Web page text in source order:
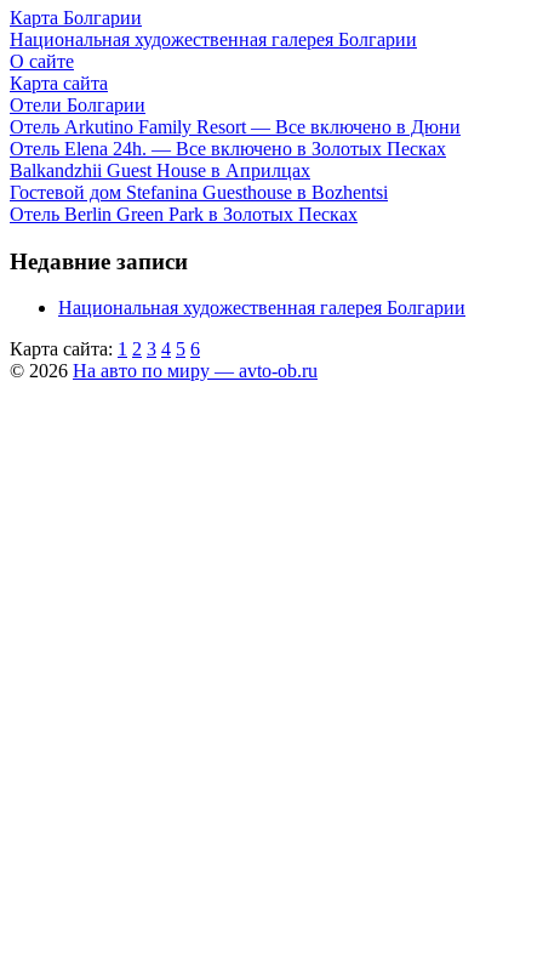
Карта Болгарии
Национальная художественная галерея Болгарии
О сайте
Карта сайта
Отели Болгарии
Отель Arkutino Family Resort — Все включено в Дюни
Отель Elena 24h. — Все включено в Золотых Песках
Balkandzhii Guest House в Априлцах
Гостевой дом Stefanina Guesthouse в Bozhentsi
Отель Berlin Green Park в Золотых Песках
Недавние записи
Национальная художественная галерея Болгарии
Карта сайта: 1 2 3 4 5 6
© 2026 На авто по миру — avto-ob.ru